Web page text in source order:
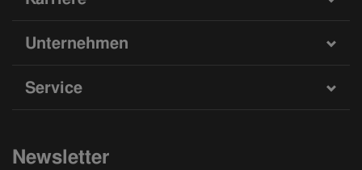
Unternehmen
Service
Newsletter